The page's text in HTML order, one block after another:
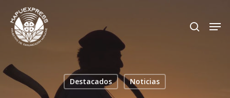
Skip
main
search
Destacados Noticias
Close